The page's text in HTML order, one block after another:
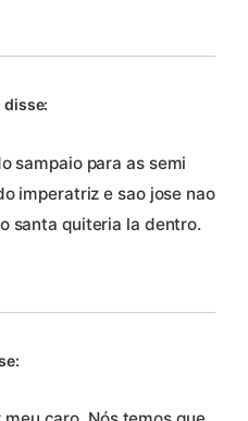
disse:
sampaio para as semi
imperatriz e sao jose nao
santa quiteria la dentro.